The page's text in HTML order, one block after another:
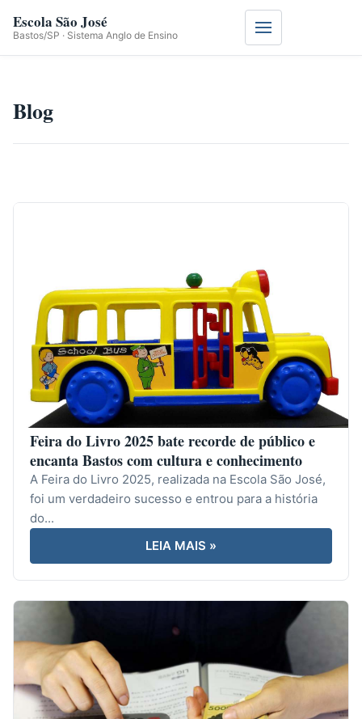
Escola São José
Bastos/SP · Sistema Anglo de Ensino Menu
Blog
Feira do Livro 2025 bate recorde de público e
encanta Bastos com cultura e conhecimento
A Feira do Livro 2025, realizada na Escola São José,
foi um verdadeiro sucesso e entrou para a história
do...
LEIA MAIS »